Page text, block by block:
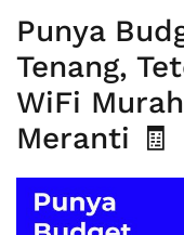
Punya
Tenang,
WiFi
Meranti 🧾